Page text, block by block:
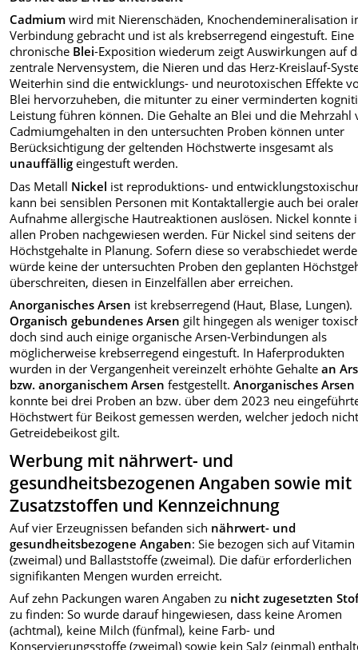
Cadmium wird mit Nierenschäden, Knochendemineralisation
Verbindung gebracht und ist als krebserregend eingestuft. Eine
chronische Blei-Exposition wiederum zeigt Auswirkungen auf
zentrale Nervensystem, die Nieren und das Herz-Kreislauf-
Weiterhin sind die entwicklungs- und neurotoxischen Effekte
Blei hervorzuheben, die mitunter zu einer verminderten
Leistung führen können. Die Gehalte an Blei und die Mehrzahl
Cadmiumgehalten in den untersuchten Proben können unter
Berücksichtigung der geltenden Höchstwerte insgesamt als
unauffällig eingestuft werden.
Das Metall Nickel ist reproduktions- und
kann bei sensiblen Personen mit Kontaktallergie auch bei
Aufnahme allergische Hautreaktionen auslösen. Nickel konnte
allen Proben nachgewiesen werden. Für Nickel sind seitens der
Höchstgehalte in Planung. Sofern diese so verabschiedet
würde keine der untersuchten Proben den geplanten
überschreiten, diesen in Einzelfällen aber erreichen.
Anorganisches Arsen ist krebserregend (Haut, Blase, Lungen).
Organisch gebundenes Arsen gilt hingegen als weniger
doch sind auch einige organische Arsen-Verbindungen als
möglicherweise krebserregend eingestuft. In Haferprodukten
wurden in der Vergangenheit vereinzelt erhöhte Gehaltean
bzw. anorganischem Arsen festgestellt.Anorganisches Arsen
konnte bei drei Proben an bzw. über dem 2023 neu
Höchstwert für Beikost gemessen werden, welcher jedoch
Getreidebeikost gilt.
Werbung mit nährwert- und
gesundheitsbezogenen Angaben sowie mit
Zusatzstoffen und Kennzeichnung
Auf vier Erzeugnissen befanden sich nährwert- und
gesundheitsbezogene Angaben: Sie bezogen sich auf
(zweimal) und Ballaststoffe (zweimal). Die dafür erforderlichen
signifikanten Mengen wurden erreicht.
Auf zehn Packungen waren Angaben zu nicht zugesetzten
zu finden: So wurde darauf hingewiesen, dass keine Aromen
(achtmal), keine Milch (fünfmal), keine Farb- und
Konservierungsstoffe (zweimal) sowie kein Salz (einmal)